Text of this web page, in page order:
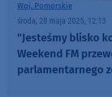
Woj. Pomorskie
środa, 28 maja 2025, 12:13
"Jesteśmy blisko
Weekend FM
parlamentarnego